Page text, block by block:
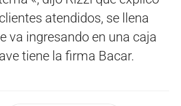
atendidos, se llena
va ingresando en una caja
tiene la firma Bacar.